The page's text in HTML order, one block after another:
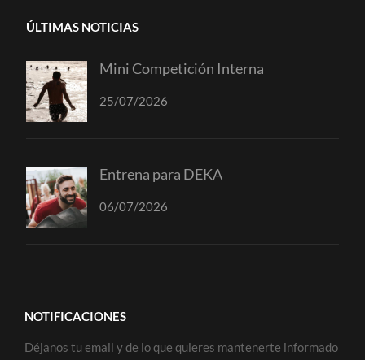
ÚLTIMAS NOTICIAS
Mini Competición Interna
25/07/2026
Entrena para DEKA
06/07/2026
NOTIFICACIONES
Déjanos tu email y de lo que quieres mantenerte informado